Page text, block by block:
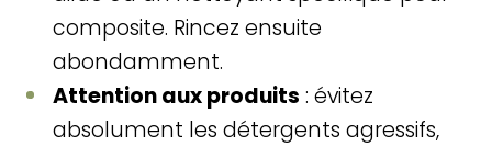
composite. Rincez ensuite
abondamment.
Attention aux produits : évitez
absolument les détergents agressifs,